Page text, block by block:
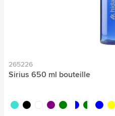
265226
Sirius 650 ml bouteille
turquoise
noir blancpourpre
vert translucide/bleu
bleu